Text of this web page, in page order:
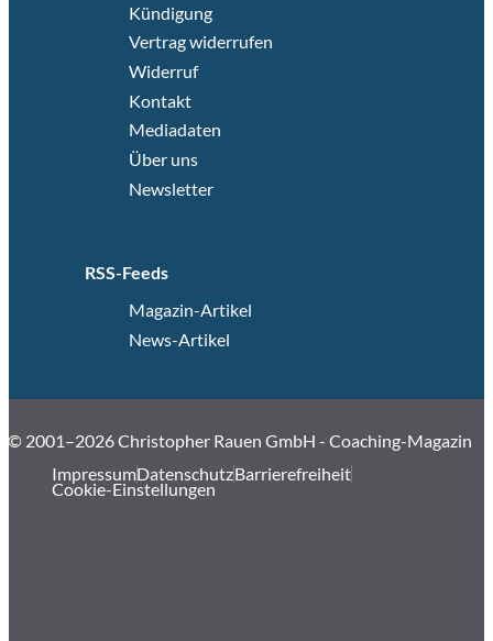
Kündigung
Vertrag widerrufen
Widerruf
Kontakt
Mediadaten
Über uns
Newsletter
RSS-Feeds
Magazin-Artikel
News-Artikel
© 2001–2026 Christopher Rauen GmbH - Coaching-Magazin
ImpressumDatenschutzBarrierefreiheit
Cookie-Einstellungen